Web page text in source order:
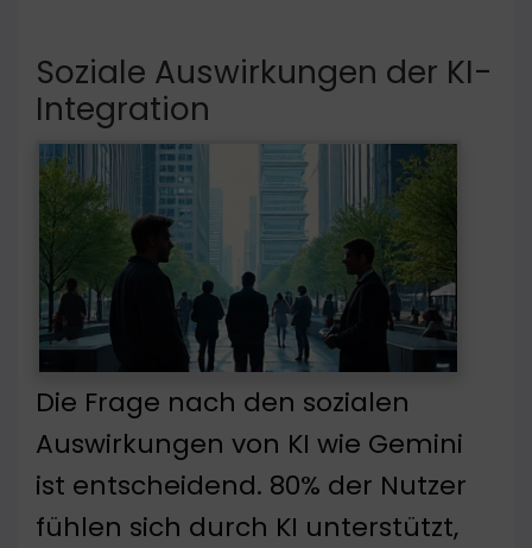
Soziale Auswirkungen der KI-
Integration
Die Frage nach den sozialen
Auswirkungen von KI wie Gemini
ist entscheidend. 80% der Nutzer
fühlen sich durch KI unterstützt,